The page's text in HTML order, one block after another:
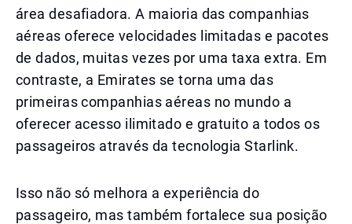
área desafiadora. A maioria das companhias
aéreas oferece velocidades limitadas e pacotes
de dados, muitas vezes por uma taxa extra. Em
contraste, a Emirates se torna uma das
primeiras companhias aéreas no mundo a
oferecer acesso ilimitado e gratuito a todos os
passageiros através da tecnologia Starlink.
Isso não só melhora a experiência do
passageiro, mas também fortalece sua posição